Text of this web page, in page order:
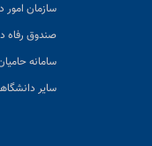
سازمان امور
صندوق رفاه
سامانه
سایر